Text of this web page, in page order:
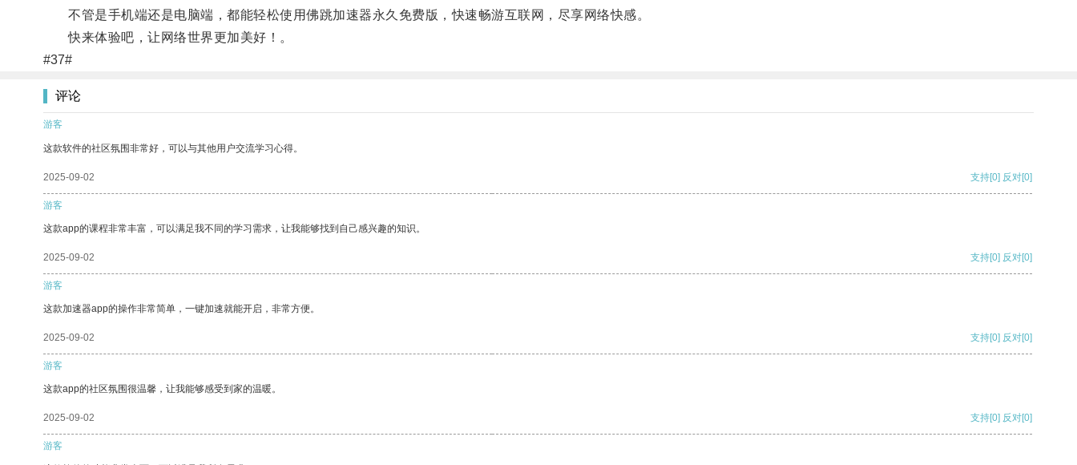
不管是手机端还是电脑端，都能轻松使用佛跳加速器永久免费版，快速畅游互联网，尽享网络快感。
快来体验吧，让网络世界更加美好！。
#37#
评论
游客
这款软件的社区氛围非常好，可以与其他用户交流学习心得。
2025-09-02 支持[0] 反对[0]
游客
这款app的课程非常丰富，可以满足我不同的学习需求，让我能够找到自己感兴趣的知识。
2025-09-02 支持[0] 反对[0]
游客
这款加速器app的操作非常简单，一键加速就能开启，非常方便。
2025-09-02 支持[0] 反对[0]
游客
这款app的社区氛围很温馨，让我能够感受到家的温暖。
2025-09-02 支持[0] 反对[0]
游客